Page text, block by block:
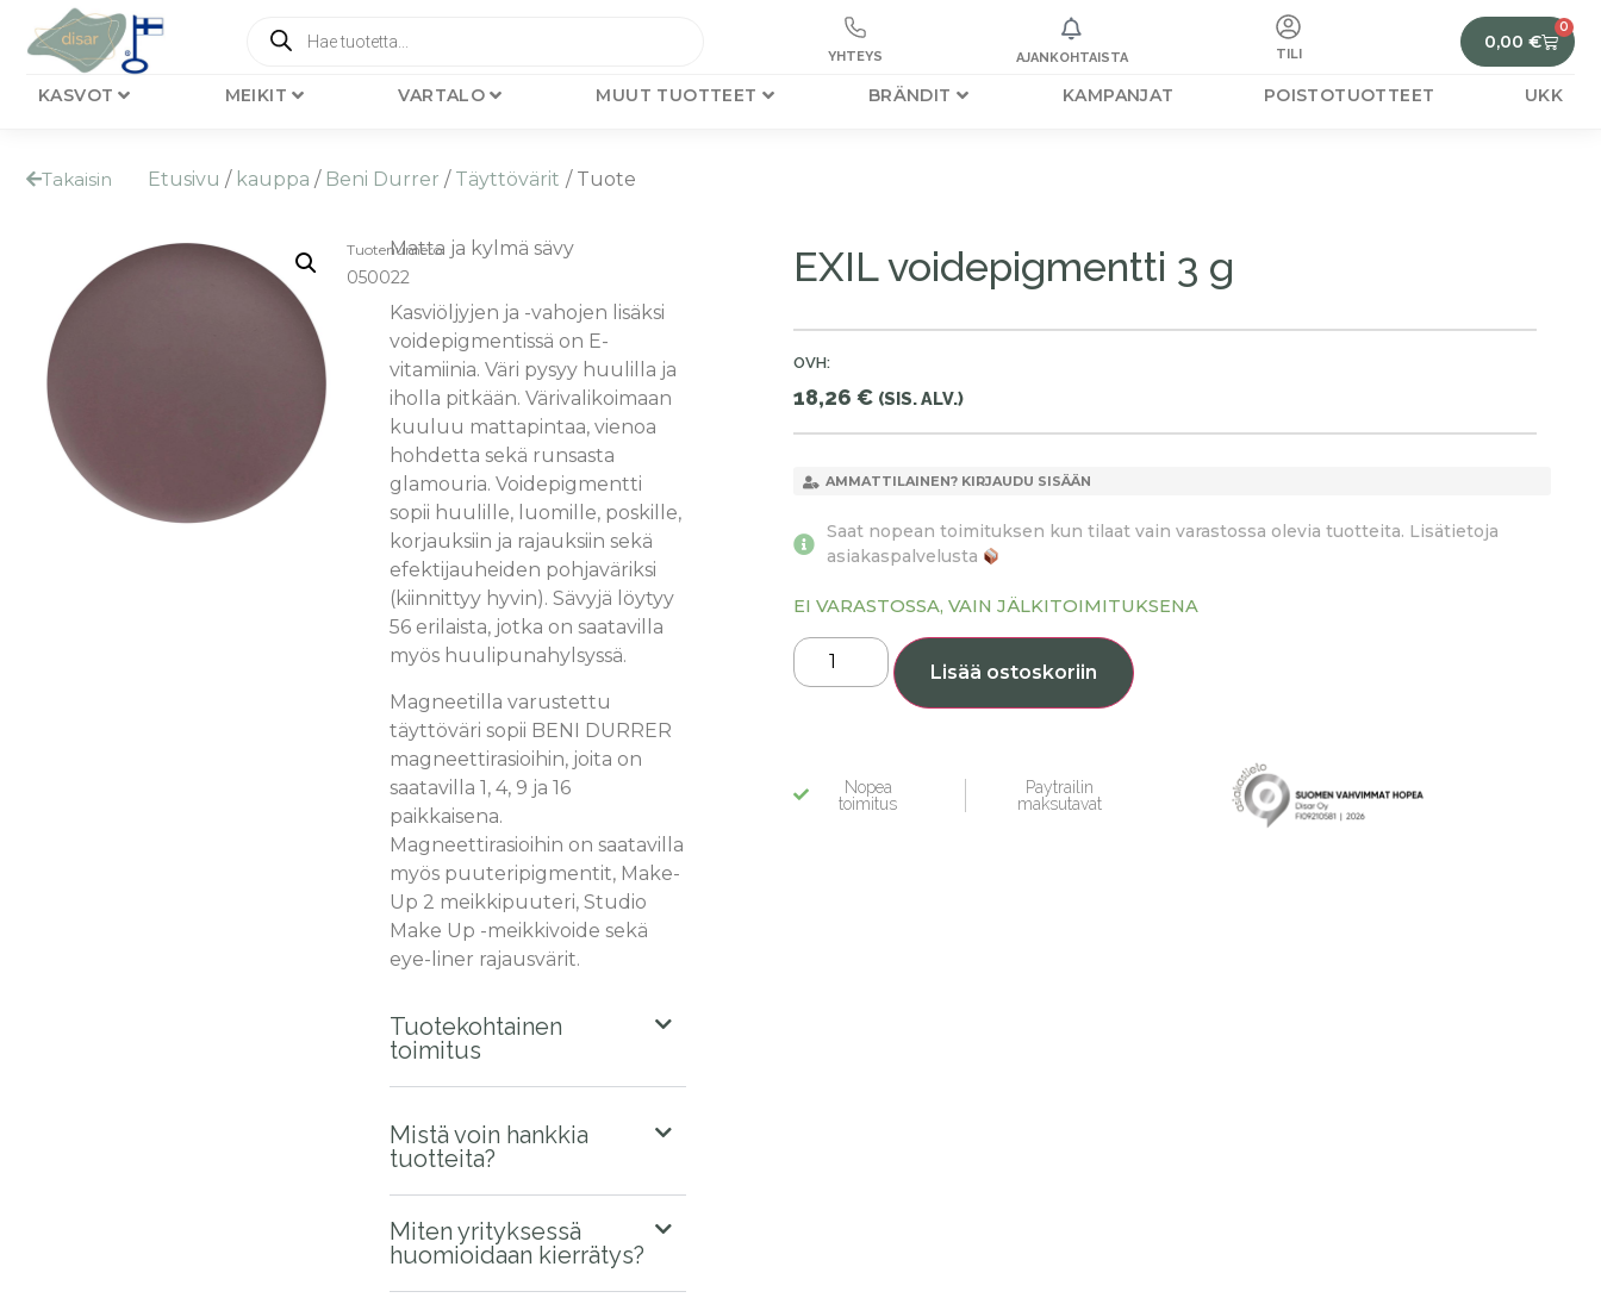
YHTEYS AJANKOHTAISTA TILI
0,00 €
0
KASVOT MEIKIT VARTALO MUUT TUOTTEET BRÄNDIT KAMPANJAT POISTOTUOTTEET UKK
Etusivu / kauppa / Beni Durrer / Täyttövärit / Tuote
Takaisin
Tuotenumero
050022
Matta ja kylmä sävy
Kasviöljyjen ja -vahojen lisäksi
voidepigmentissä on E-
vitamiinia. Väri pysyy huulilla ja
iholla pitkään. Värivalikoimaan
kuuluu mattapintaa, vienoa
hohdetta sekä runsasta
glamouria. Voidepigmentti
sopii huulille, luomille, poskille,
korjauksiin ja rajauksiin sekä
efektijauheiden pohjaväriksi
(kiinnittyy hyvin). Sävyjä löytyy
56 erilaista, jotka on saatavilla
myös huulipunahylsyssä.
Magneetilla varustettu
täyttöväri sopii BENI DURRER
magneettirasioihin, joita on
saatavilla 1, 4, 9 ja 16
paikkaisena.
Magneettirasioihin on saatavilla
myös puuteripigmentit, Make-
Up 2 meikkipuuteri, Studio
Make Up -meikkivoide sekä
eye-liner rajausvärit.
Tuotekohtainen
toimitus
Mistä voin hankkia
tuotteita?
Miten yrityksessä
huomioidaan kierrätys?
EXIL voidepigmentti 3 g
OVH:
18,26 € (SIS. ALV.)
AMMATTILAINEN? KIRJAUDU SISÄÄN
Saat nopean toimituksen kun tilaat vain varastossa olevia tuotteita. Lisätietoja
asiakaspalvelusta
EI VARASTOSSA, VAIN JÄLKITOIMITUKSENA
Lisää ostoskoriin
Nopea
toimitus
Paytrailin
maksutavat